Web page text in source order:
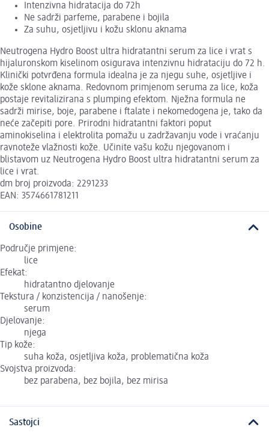
Intenzivna hidratacija do 72h
Ne sadrži parfeme, parabene i bojila
Za suhu, osjetljivu i kožu sklonu aknama
Neutrogena Hydro Boost ultra hidratantni serum za lice i vrat s
hijaluronskom kiselinom osigurava intenzivnu hidrataciju do 72 h.
Klinički potvrđena formula idealna je za njegu suhe, osjetljive i
kože sklone aknama. Redovnom primjenom seruma za lice, koža
postaje revitalizirana s plumping efektom. Nježna formula ne
sadrži mirise, boje, parabene i ftalate i nekomedogena je, tako da
neće začepiti pore. Prirodni hidratantni faktori poput
aminokiselina i elektrolita pomažu u zadržavanju vode i vraćanju
ravnoteže vlažnosti kože. Učinite vašu kožu njegovanom i
blistavom uz Neutrogena Hydro Boost ultra hidratantni serum za
lice i vrat.
dm broj proizvoda: 2291233
EAN: 3574661781211
Osobine
Područje primjene:
lice
Efekat:
hidratantno djelovanje
Tekstura / konzistencija / nanošenje:
serum
Djelovanje:
njega
Tip kože:
suha koža, osjetljiva koža, problematična koža
Svojstva proizvoda:
bez parabena, bez bojila, bez mirisa
Sastojci